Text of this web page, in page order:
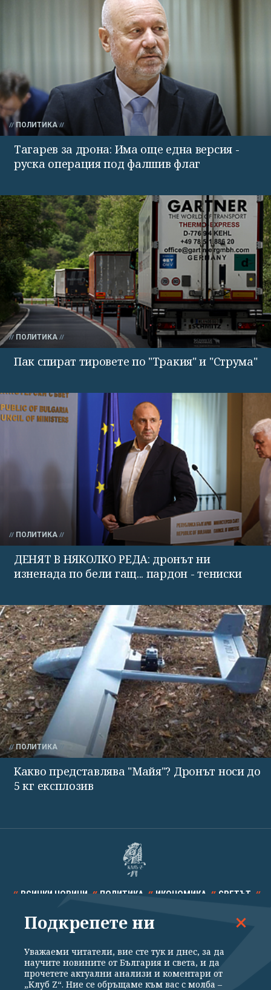
ПОЛИТИКА
Тагарев за дрона: Има още една версия -
руска операция под фалшив флаг
ПОЛИТИКА
Пак спират тировете по "Тракия" и "Струма"
ПОЛИТИКА
ДЕНЯТ В НЯКОЛКО РЕДА: дронът ни
изненада по бели гащ... пардон - тениски
ПОЛИТИКА
Какво представлява "Майя"? Дронът носи до
5 кг експлозив
ВСИЧКИ НОВИНИ ПОЛИТИКА ИКОНОМИКА СВЕТЪТ
СПОРТ КУЛТУРА ТЕХНОЛОГИИ КАЛЕЙДОСКОП
Подкрепете ни
Уважаеми читатели, вие сте тук и днес, за да
научите новините от България и света, и да
прочетете актуални анализи и коментари от
„Клуб Z“. Ние се обръщаме към вас с молба –